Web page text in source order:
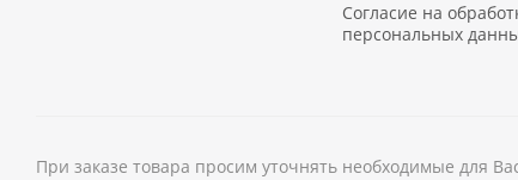
Согласие на
персональных
При заказе товара просим уточнять необходимые для